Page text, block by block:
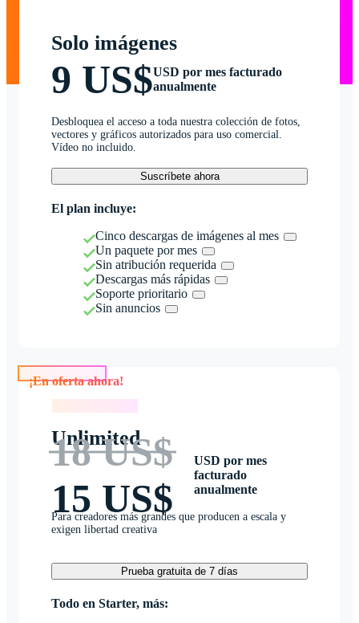
Solo imágenes
9 US$USD por mes facturado
anualmente
Desbloquea el acceso a toda nuestra colección de fotos,
vectores y gráficos autorizados para uso comercial.
Vídeo no incluido.
Suscríbete ahora
El plan incluye:
Cinco descargas de imágenes al mes
Un paquete por mes
Sin atribución requerida
Descargas más rápidas
Soporte prioritario
Sin anuncios
Unlimited
18 US$
15 US$
USD por mes
facturado
anualmente
Para creadores más grandes que producen a escala y
exigen libertad creativa
Prueba gratuita de 7 días
Todo en Starter, más: